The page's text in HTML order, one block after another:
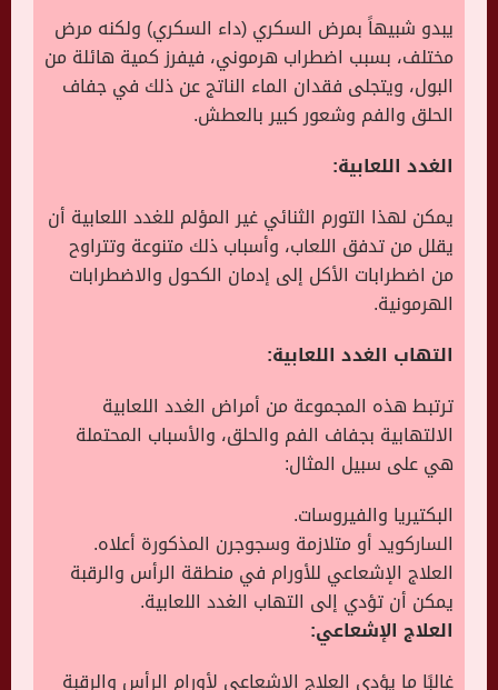
يبدو شبيهاً بمرض السكري (داء السكري) ولكنه مرض
مختلف، بسبب اضطراب هرموني، فيفرز كمية هائلة من
البول، ويتجلى فقدان الماء الناتج عن ذلك في جفاف
الحلق والفم وشعور كبير بالعطش.
الغدد اللعابية:
يمكن لهذا التورم الثنائي غير المؤلم للغدد اللعابية أن
يقلل من تدفق اللعاب، وأسباب ذلك متنوعة وتتراوح
من اضطرابات الأكل إلى إدمان الكحول والاضطرابات
الهرمونية.
التهاب الغدد اللعابية:
ترتبط هذه المجموعة من أمراض الغدد اللعابية
الالتهابية بجفاف الفم والحلق، والأسباب المحتملة
هي على سبيل المثال:
البكتيريا والفيروسات.
الساركويد أو متلازمة وسجوجرن المذكورة أعلاه.
العلاج الإشعاعي للأورام في منطقة الرأس والرقبة
يمكن أن تؤدي إلى التهاب الغدد اللعابية.
العلاج الإشعاعي:
غالبًا ما يؤدي العلاج الإشعاعي لأورام الرأس والرقبة